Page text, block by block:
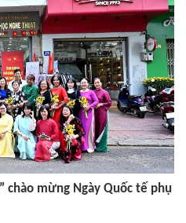
chào mừng Ngày Quốc tế phụ